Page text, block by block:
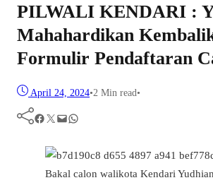
PILWALI KENDARI :
Mahahardikan
Formulir Pendaftaran
April 24, 2024•2 Min read•
Facebook Twitter Mail WhatsApp
Bakal calon walikota Kendari